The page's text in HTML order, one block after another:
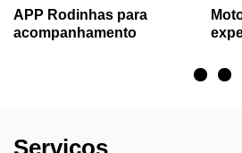
APP Rodinhas para
acompanhamento